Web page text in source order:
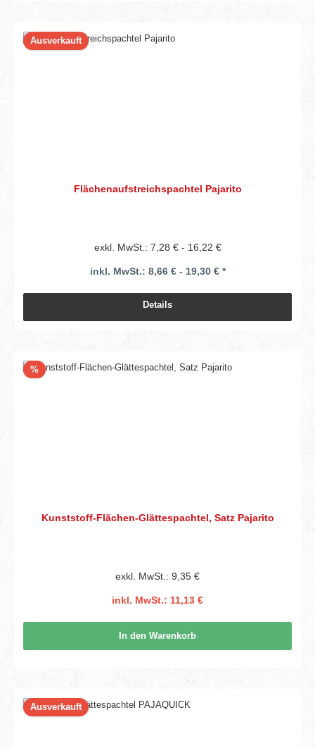
Ausverkauft
Flächenaufstreichspachtel Pajarito
exkl. MwSt.: 7,28 € - 16,22 €
inkl. MwSt.: 8,66 € - 19,30 € *
Details
%Rabatt
Kunststoff-Flächen-Glättespachtel, Satz Pajarito
exkl. MwSt.: 9,35 €
inkl. MwSt.: 11,13 €
In den Warenkorb
Ausverkauft